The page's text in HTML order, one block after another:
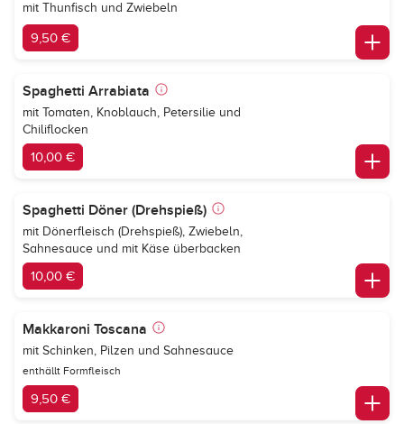
mit Thunfisch und Zwiebeln
9,50 €
Spaghetti Arrabiata
mit Tomaten, Knoblauch, Petersilie und
Chiliflocken
10,00 €
Spaghetti Döner (Drehspieß)
mit Dönerfleisch (Drehspieß), Zwiebeln,
Sahnesauce und mit Käse überbacken
10,00 €
Makkaroni Toscana
mit Schinken, Pilzen und Sahnesauce
enthällt Formfleisch
9,50 €